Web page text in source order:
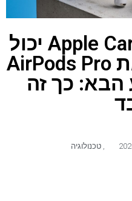
קידום כרטיס Apple Card יכול
להציע בחינם את AirPods Pro
הבא: כך זה
טכנולוגיה